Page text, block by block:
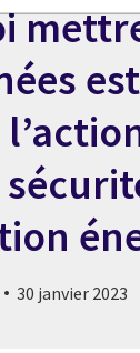
30 janvier 2023